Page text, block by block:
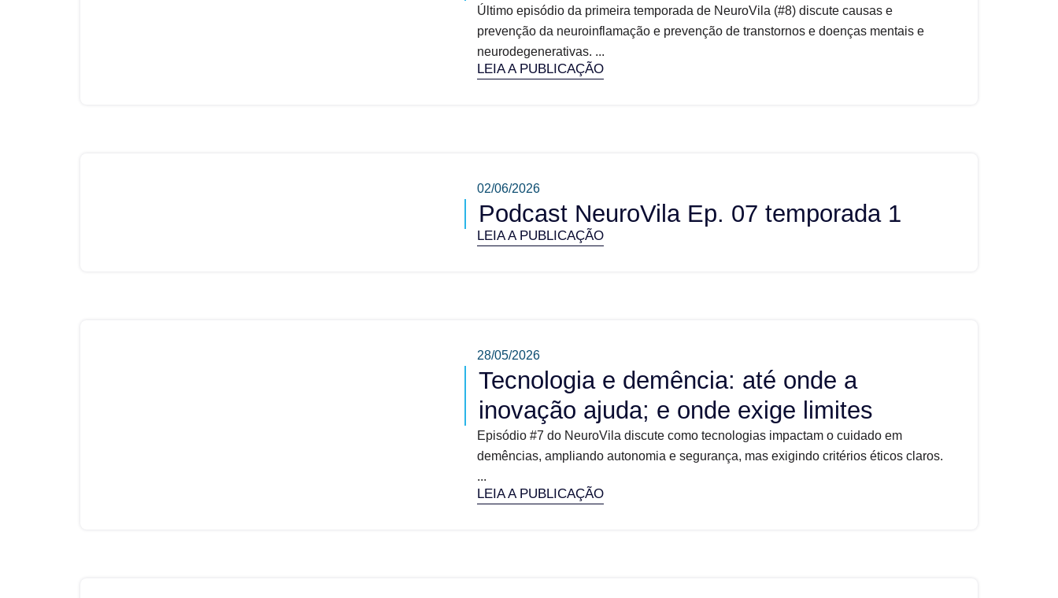
Último episódio da primeira temporada de NeuroVila (#8) discute causas e
prevenção da neuroinflamação e prevenção de transtornos e doenças mentais e
neurodegenerativas. ...
LEIA A PUBLICAÇÃO
02/06/2026
Podcast NeuroVila Ep. 07 temporada 1
LEIA A PUBLICAÇÃO
28/05/2026
Tecnologia e demência: até onde a
inovação ajuda; e onde exige limites
Episódio #7 do NeuroVila discute como tecnologias impactam o cuidado em
demências, ampliando autonomia e segurança, mas exigindo critérios éticos claros.
...
LEIA A PUBLICAÇÃO